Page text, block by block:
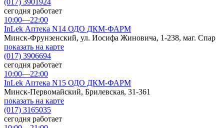
сегодня работает
10:00—22:00
InLek Аптека N14 ОДО ДКМ-ФАРМ
Минск-Фрунзенский, ул. Иосифа Жиновича, 1-238, маг. Спар
показать на карте
(017) 3906694
сегодня работает
10:00—22:00
InLek Аптека N15 ОДО ДКМ-ФАРМ
Минск-Первомайский, Брилевская, 31-361
показать на карте
(017) 3165035
сегодня работает